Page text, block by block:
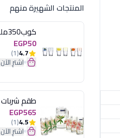
المنتجات الشهيرة منهم
EGP50
4.7
(1)
اشترِ الآن
EGP565
4.5
(1)
اشترِ الآن